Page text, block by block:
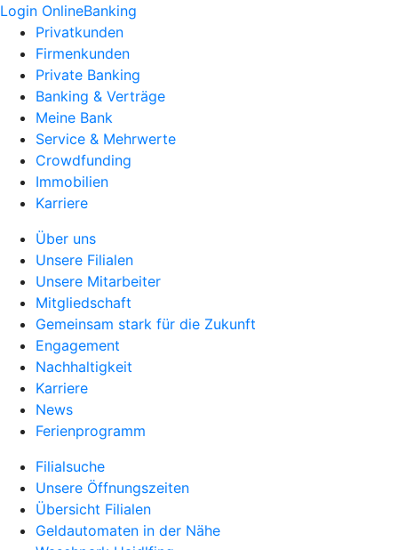
Login OnlineBanking
Privatkunden
Firmenkunden
Private Banking
Banking & Verträge
Meine Bank
Service & Mehrwerte
Crowdfunding
Immobilien
Karriere
Über uns
Unsere Filialen
Unsere Mitarbeiter
Mitgliedschaft
Gemeinsam stark für die Zukunft
Engagement
Nachhaltigkeit
Karriere
News
Ferienprogramm
Filialsuche
Unsere Öffnungszeiten
Übersicht Filialen
Geldautomaten in der Nähe